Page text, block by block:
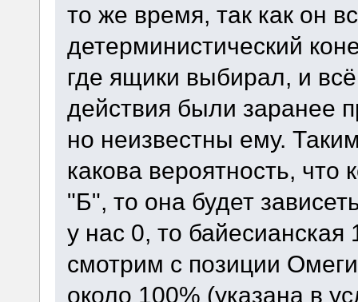
то же время, так как он
детерминистический
где ящики выбирал, и
действия были заранее
но неизвестны ему.
какова вероятность, что
"Б", то она будет
у нас 0, то
смотрим с позиции
около 100% (указана в